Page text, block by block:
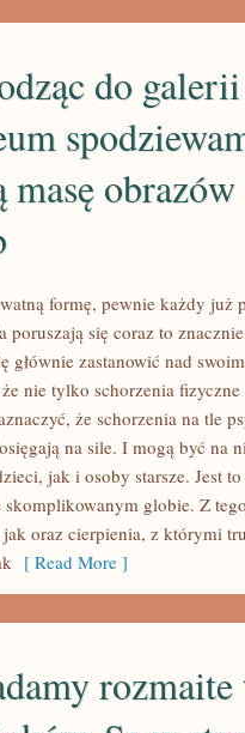
do
masę
formę, pewnie każdy już
poruszają się coraz to
głównie zastanowić nad
nie tylko schorzenia
że schorzenia na tle
na sile. I mogą być na
jak i osoby starsze. Jest
globie. Z
oraz cierpienia, z którymi
[ Read More ]